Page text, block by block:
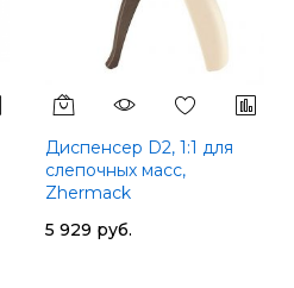
Диспенсер D2, 1:1 для
слепочных масс,
Zhermack
5 929 руб.